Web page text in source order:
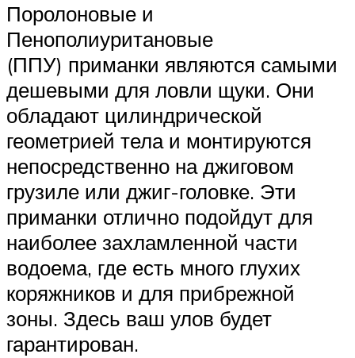
Поролоновые и
Пенополиуритановые
(ППУ) приманки являются самыми
дешевыми для ловли щуки. Они
обладают цилиндрической
геометрией тела и монтируются
непосредственно на джиговом
грузиле или джиг-головке. Эти
приманки отлично подойдут для
наиболее захламленной части
водоема, где есть много глухих
коряжников и для прибрежной
зоны. Здесь ваш улов будет
гарантирован.